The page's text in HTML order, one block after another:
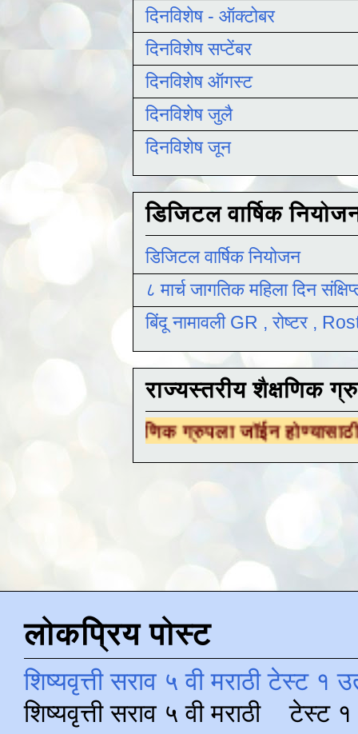
दिनविशेष - ऑक्टोबर
दिनविशेष सप्टेंबर
दिनविशेष ऑगस्ट
दिनविशेष जुलै
दिनविशेष जून
डिजिटल वार्षिक
डिजिटल वार्षिक नियोजन
८ मार्च जागतिक महिला दिन
बिंदू नामावली GR , रोष्टर ,
राज्यस्तरीय शैक्षणिक
ग्रुपला जॉईन होण्यासाठीयेथे क्लिक
लोकप्रिय पोस्ट
शिष्यवृत्ती सराव ५ वी मराठी टेस्ट १
शिष्यवृत्ती सराव ५ वी मराठी टेस्ट